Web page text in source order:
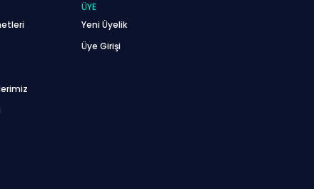
ÜYE
Yeni Üyelik
Üye Girişi